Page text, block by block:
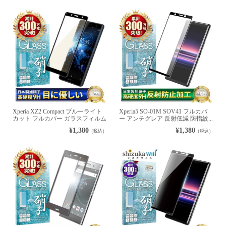
Xperia XZ2 Compact ブルーライト
カット フルカバー ガラスフィルム
¥1,380（税込）
Xperia5 SO-01M SOV41 フルカバ
ー アンチグレア 反射低減 防指紋...
¥1,380 （税込）